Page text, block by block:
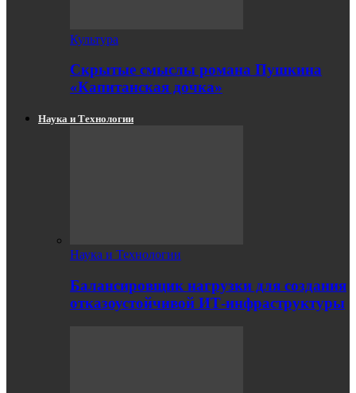
Культура
Скрытые смыслы романа Пушкина
«Капитанская дочка»
Наука и Технологии
Наука и Технологии
Балансировщик нагрузки для создания
отказоустойчивой ИТ-инфраструктуры